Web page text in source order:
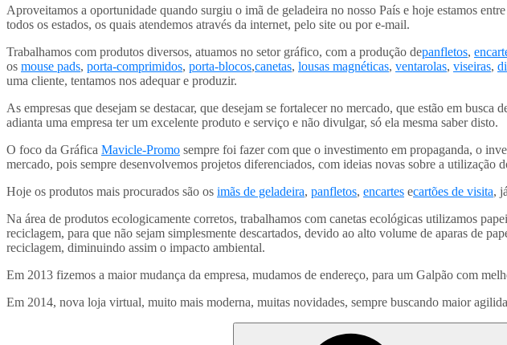
Aproveitamos a oportunidade quando surgiu o imã de geladeira no nosso País e hoje estamos
todos os estados, os quais atendemos através da internet, pelo site ou por e-mail.
Trabalhamos com produtos diversos, atuamos no setor gráfico, com a produção depanfletos,
os mouse pads, porta-comprimidos, porta-blocos,canetas, lousas magnéticas, ventarolas, viseiras,
uma cliente, tentamos nos adequar e produzir.
As empresas que desejam se destacar, que desejam se fortalecer no mercado, que estão em
adianta uma empresa ter um excelente produto e serviço e não divulgar, só ela mesma saber disto.
O foco da Gráfica Mavicle-Promo sempre foi fazer com que o investimento em propaganda, o
mercado, pois sempre desenvolvemos projetos diferenciados, com ideias novas sobre a utilização
Hoje os produtos mais procurados são os imãs de geladeira, panfletos, encartes ecartões de visita,
Na área de produtos ecologicamente corretos, trabalhamos com canetas ecológicas utilizamos
reciclagem, para que não sejam simplesmente descartados, devido ao alto volume de aparas de
reciclagem, diminuindo assim o impacto ambiental.
Em 2013 fizemos a maior mudança da empresa, mudamos de endereço, para um Galpão com
Em 2014, nova loja virtual, muito mais moderna, muitas novidades, sempre buscando maior